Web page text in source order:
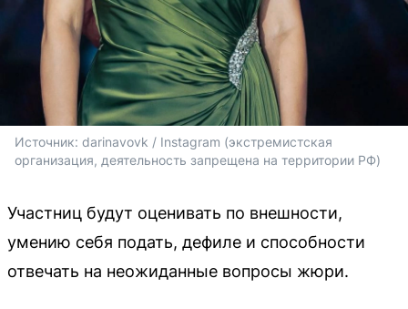
Источник: darinavovk / Instagram (экстремистская
организация, деятельность запрещена на территории РФ)
Участниц будут оценивать по внешности,
умению себя подать, дефиле и способности
отвечать на неожиданные вопросы жюри.